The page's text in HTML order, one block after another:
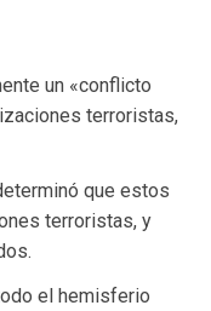
un «conflicto
terroristas,
que estos
terroristas, y
el hemisferio